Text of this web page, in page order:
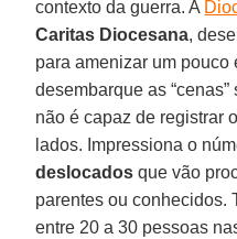
contexto da guerra. A
Caritas Diocesana,
para amenizar um pouco
desembarque as
não é capaz de registrar
lados. Impressiona o
deslocados que vão
parentes ou conhecidos.
entre 20 a 30 pessoas